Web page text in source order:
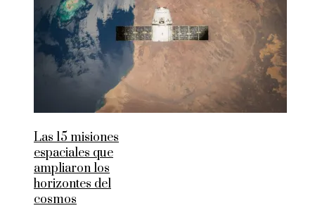
Las 15 misiones
espaciales que
ampliaron los
horizontes del
cosmos